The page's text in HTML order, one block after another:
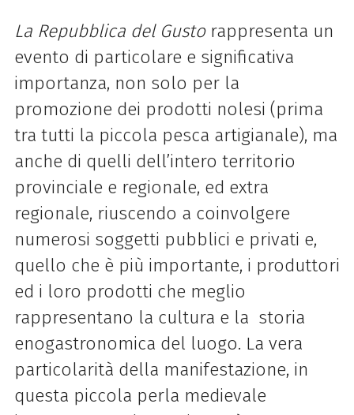
La Repubblica del Gustorappresenta un
evento di particolare e significativa
importanza, non solo per la
promozione dei prodotti nolesi (prima
tra tutti la piccola pesca artigianale), ma
anche di quelli dell’intero territorio
provinciale e regionale, ed extra
regionale, riuscendo a coinvolgere
numerosi soggetti pubblici e privati e,
quello che è più importante, i produttori
ed i loro prodotti che meglio
rappresentano la cultura e la storia
enogastronomica del luogo. La vera
particolarità della manifestazione, in
questa piccola perla medievale